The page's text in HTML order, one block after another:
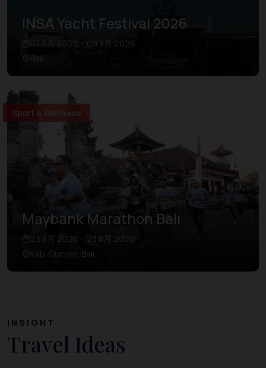
INSA Yacht Festival 2026
07 8月 2026 – 09 8月 2026
Bali
Sport & Wellness
Maybank Marathon Bali
23 8月 2026 – 23 8月 2026
Kab. Gianyar, Bali
INSIGHT
Travel Ideas